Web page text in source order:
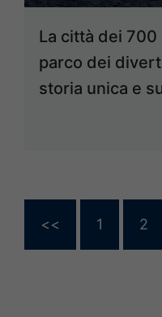
La città dei
parco dei
storia unica e
<< 1 2